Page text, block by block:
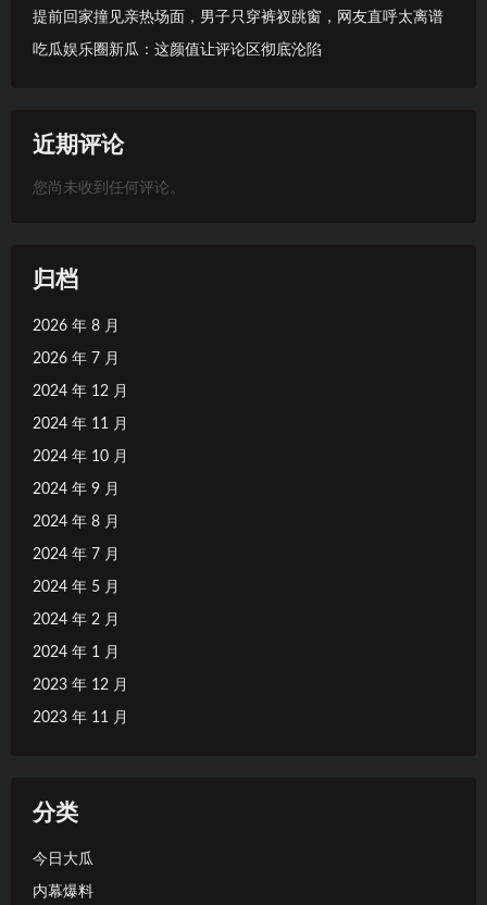
提前回家撞见亲热场面，男子只穿裤衩跳窗，网友直呼太离谱
吃瓜娱乐圈新瓜：这颜值让评论区彻底沦陷
近期评论
您尚未收到任何评论。
归档
2026 年 8 月
2026 年 7 月
2024 年 12 月
2024 年 11 月
2024 年 10 月
2024 年 9 月
2024 年 8 月
2024 年 7 月
2024 年 5 月
2024 年 2 月
2024 年 1 月
2023 年 12 月
2023 年 11 月
分类
今日大瓜
内幕爆料